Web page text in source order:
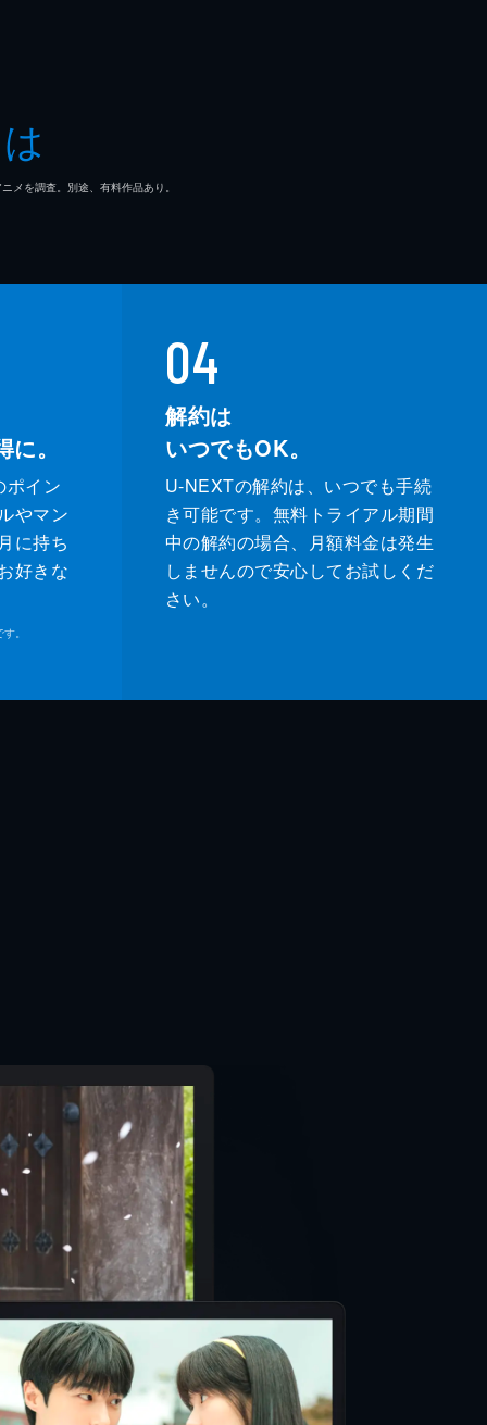
を調査。別途、有料作品あり。
。
ポイン
やマン
に持ち
好きな
。
04
解約は
いつでもOK。
U-NEXTの解約は、いつでも手続
き可能です。無料トライアル期間
中の解約の場合、月額料金は発生
しませんので安心してお試しくだ
さい。